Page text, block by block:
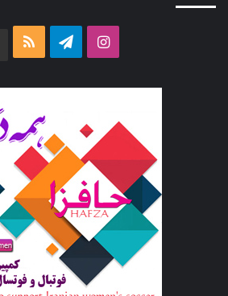
اینستاگرامتلگرام